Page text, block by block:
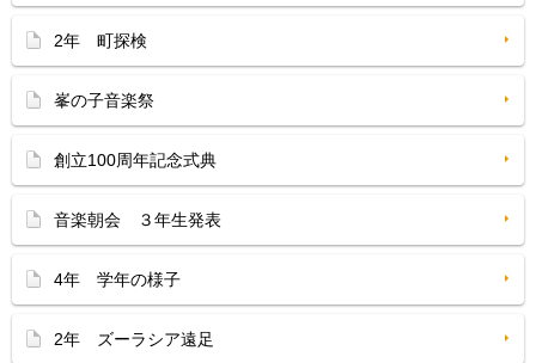
2年 町探検
峯の子音楽祭
創立100周年記念式典
音楽朝会 ３年生発表
4年 学年の様子
2年 ズーラシア遠足